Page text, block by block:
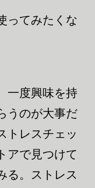
ってみたくな
一度興味を持
うのが大事だ
トレスチェッ
アで見つけて
る。ストレス